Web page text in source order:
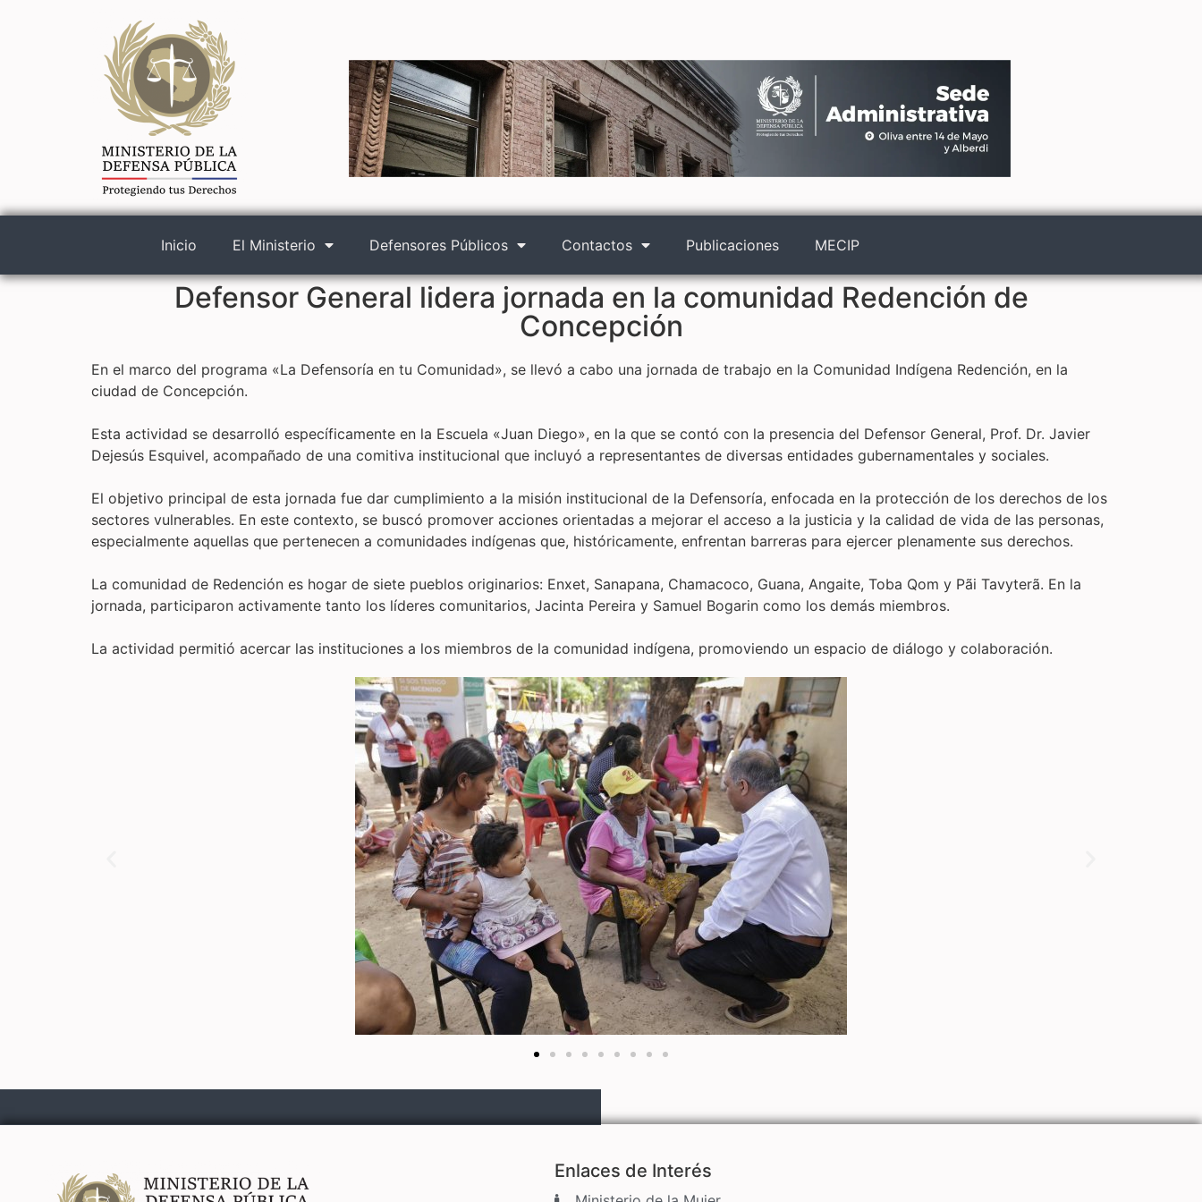
Inicio El Ministerio Defensores Públicos Contactos Publicaciones MECIP
Defensor General lidera jornada en la comunidad Redención de
Concepción
En el marco del programa «La Defensoría en tu Comunidad», se llevó a cabo una jornada de trabajo en la Comunidad Indígena Redención, en la
ciudad de Concepción.
Esta actividad se desarrolló específicamente en la Escuela «Juan Diego», en la que se contó con la presencia del Defensor General, Prof. Dr. Javier
Dejesús Esquivel, acompañado de una comitiva institucional que incluyó a representantes de diversas entidades gubernamentales y sociales.
El objetivo principal de esta jornada fue dar cumplimiento a la misión institucional de la Defensoría, enfocada en la protección de los derechos de los
sectores vulnerables. En este contexto, se buscó promover acciones orientadas a mejorar el acceso a la justicia y la calidad de vida de las personas,
especialmente aquellas que pertenecen a comunidades indígenas que, históricamente, enfrentan barreras para ejercer plenamente sus derechos.
La comunidad de Redención es hogar de siete pueblos originarios: Enxet, Sanapana, Chamacoco, Guana, Angaite, Toba Qom y Pãi Tavyterã. En la
jornada, participaron activamente tanto los líderes comunitarios, Jacinta Pereira y Samuel Bogarin como los demás miembros.
La actividad permitió acercar las instituciones a los miembros de la comunidad indígena, promoviendo un espacio de diálogo y colaboración.
Enlaces de Interés